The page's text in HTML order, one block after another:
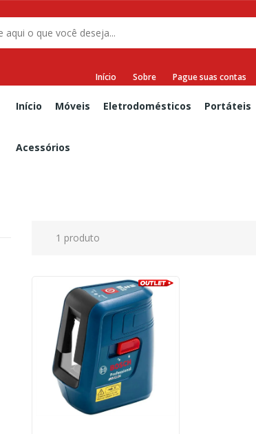
Início Sobre Pague suas contas
Início Móveis Eletrodomésticos Portáteis
Acessórios
1 produto